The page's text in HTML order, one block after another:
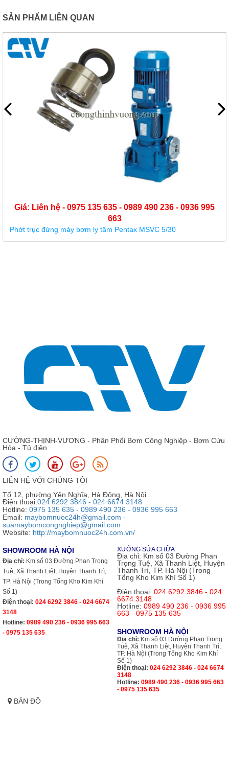
SẢN PHẨM LIÊN QUAN
Giá: Liên hệ - 0975 135 635 - 0989 490 236 - 0936 995
663
Phớt trục đứng máy bơm ly tâm Pentax MSVC 5/30
CƯỜNG-THỊNH-VƯƠNG - Phân Phối Bơm Công Nghiệp - Bơm Cứu
Hỏa - Tủ điện
LIÊN HỆ VỚI CHÚNG TÔI
Tổ 12, phường Yên Nghĩa, Hà Đông, Hà Nội
Điện thoại:024 6292 3846 - 024 6674 3148
Hotline: 0975 135 635 - 0989 490 236 - 0936 995 663
Email: maybomnuoc24h@gmail.com -
suamaybomcongnghiep@gmail.com
Website: http://maybomnuoc24h.com.vn/
SHOWROOM HÀ NỘI
Địa chỉ: Km số 03 Đường Phan Trọng
Tuệ, Xã Thanh Liệt, Huyện Thanh Trì,
TP. Hà Nội (Trong Tổng Kho Kim Khí
Số 1)
Điện thoại: 024 6292 3846 - 024 6674
3148
Hotline: 0989 490 236 - 0936 995 663
- 0975 135 635
XƯỞNG SỬA CHỮA
Địa chỉ: Km số 03 Đường Phan
Trọng Tuệ, Xã Thanh Liệt, Huyện
Thanh Trì, TP. Hà Nội (Trong
Tổng Kho Kim Khí Số 1)
Điện thoại: 024 6292 3846 - 024
6674 3148
Hotline: 0989 490 236 - 0936 995
663 - 0975 135 635
SHOWROOM HÀ NỘI
Địa chỉ: Km số 03 Đường Phan Trọng
Tuệ, Xã Thanh Liệt, Huyện Thanh Trì,
TP. Hà Nội (Trong Tổng Kho Kim Khí
Số 1)
Điện thoại: 024 6292 3846 - 024 6674
3148
Hotline: 0989 490 236 - 0936 995 663
- 0975 135 635
BẢN ĐỒ